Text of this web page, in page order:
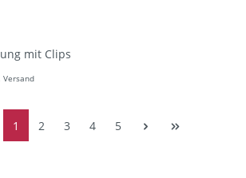
mit Clips
Versand
1 2 3 4 5